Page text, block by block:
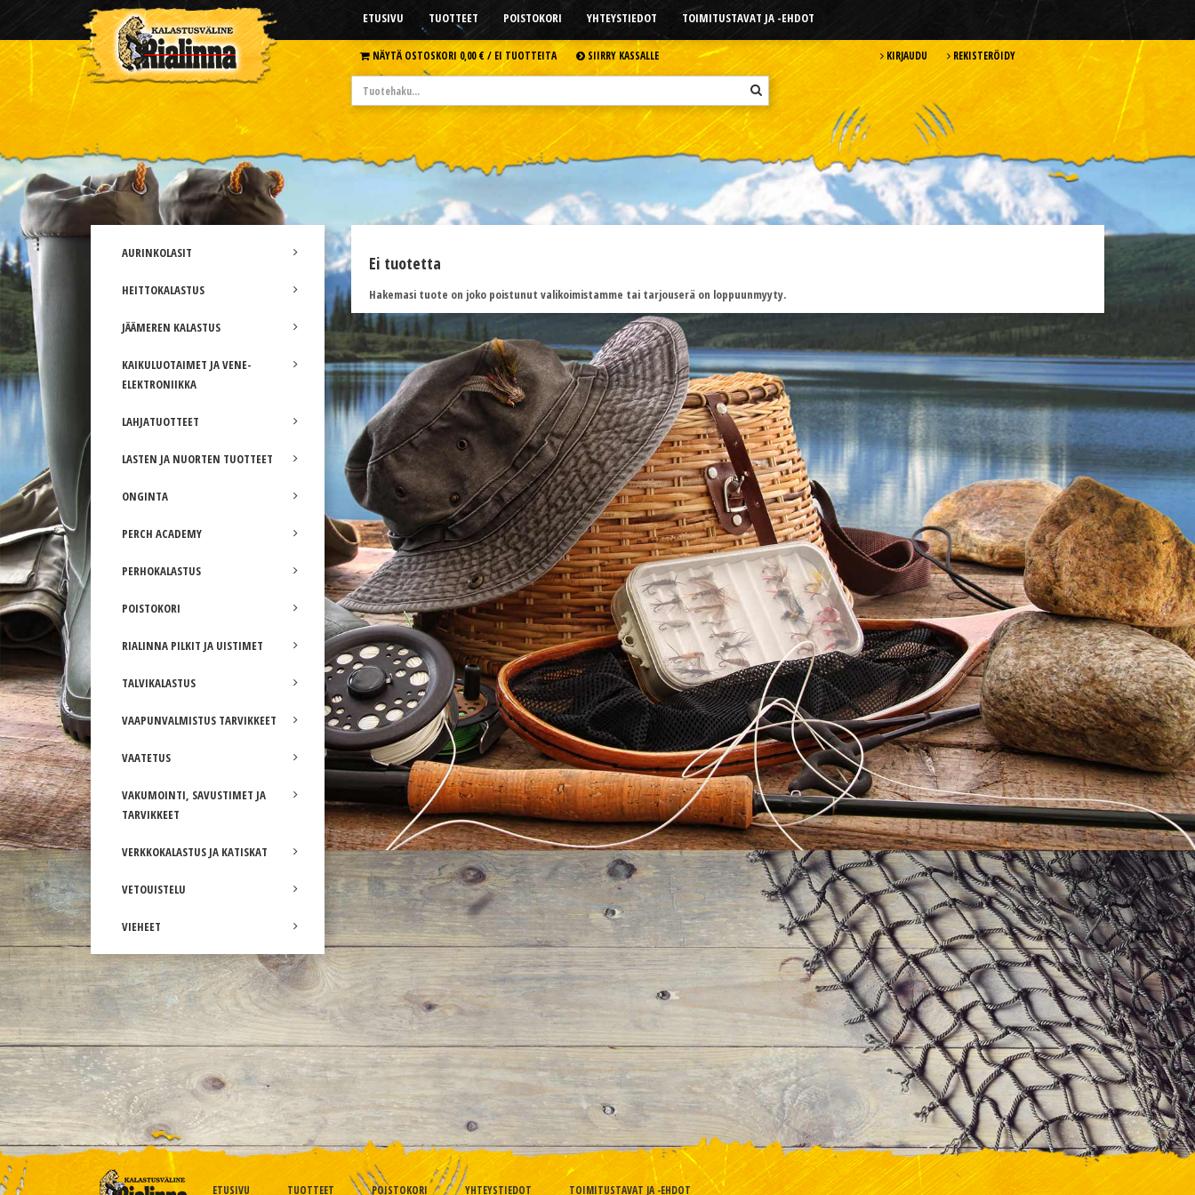
ETUSIVU TUOTTEET POISTOKORI YHTEYSTIEDOT TOIMITUSTAVAT JA -EHDOT
NÄYTÄ OSTOSKORI 0,00 € /EI TUOTTEITA SIIRRY KASSALLE KIRJAUDU REKISTERÖIDY
AURINKOLASIT
HEITTOKALASTUS
JÄÄMEREN KALASTUS
KAIKULUOTAIMET JA VENE-
ELEKTRONIIKKA
LAHJATUOTTEET
LASTEN JA NUORTEN TUOTTEET
ONGINTA
PERCH ACADEMY
PERHOKALASTUS
POISTOKORI
RIALINNA PILKIT JA UISTIMET
TALVIKALASTUS
VAAPUNVALMISTUS TARVIKKEET
VAATETUS
VAKUMOINTI, SAVUSTIMET JA
TARVIKKEET
VERKKOKALASTUS JA KATISKAT
VETOUISTELU
VIEHEET
Ei tuotetta
Hakemasi tuote on joko poistunut valikoimistamme tai tarjouserä on loppuunmyyty.
ETUSIVU TUOTTEET POISTOKORI YHTEYSTIEDOT TOIMITUSTAVAT JA -EHDOT